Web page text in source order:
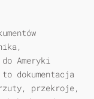
Ameryki
dokumentacja
przekroje,